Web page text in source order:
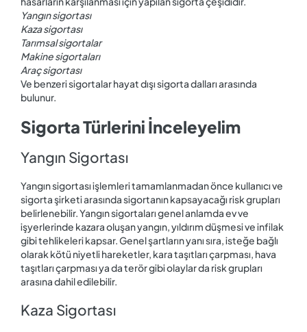
Yangın sigortası
Kaza sigortası
Tarımsal sigortalar
Makine sigortaları
Araç sigortası
Ve benzeri sigortalar hayat dışı sigorta dalları arasında
bulunur.
Sigorta Türlerini İnceleyelim
Yangın Sigortası
Yangın sigortası işlemleri tamamlanmadan önce kullanıcı ve
sigorta şirketi arasında sigortanın kapsayacağı risk grupları
belirlenebilir. Yangın sigortaları genel anlamda ev ve
işyerlerinde kazara oluşan yangın, yıldırım düşmesi ve infilak
gibi tehlikeleri kapsar. Genel şartların yanı sıra, isteğe bağlı
olarak kötü niyetli hareketler, kara taşıtları çarpması, hava
taşıtları çarpması ya da terör gibi olaylar da risk grupları
arasına dahil edilebilir.
Kaza Sigortası